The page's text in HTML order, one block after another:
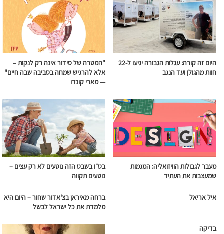
היום זה קורה: עגלות הגבורה יגיעו ל-22
חוות מהגולן ועד הנגב
"המטרה של סידור אינה רק לנקות –
אלא להרגיש שמחה בסביבה שבה חיים"
— מארי קונדו
מעבר לגבולות הוויזואליה: המגמות
שמעצבות את העתיד
בט״ו בשבט הזה נוטעים לא רק עצים –
נוטעים תקווה
איל אריאל
ברחה מאיראן בצ'אדור שחור – היום היא
מלמדת את כל ישראל לבשל
בדיקה